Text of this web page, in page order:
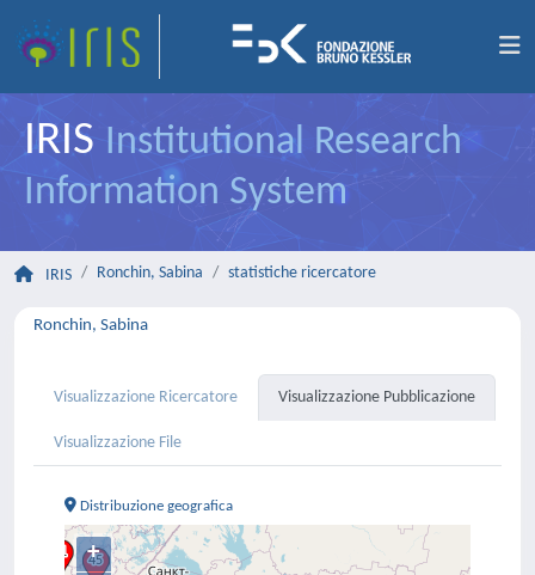
IRIS Institutional Research
Information System
IRIS Ronchin, Sabina statistiche ricercatore
Ronchin, Sabina
Visualizzazione Ricercatore Visualizzazione Pubblicazione
Visualizzazione File
Distribuzione geografica
+